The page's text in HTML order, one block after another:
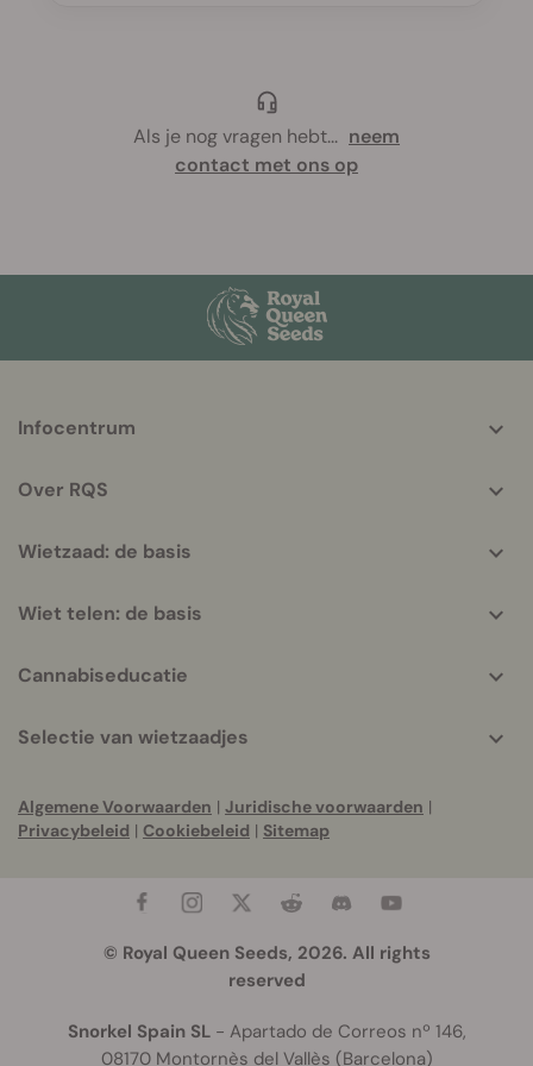
Als je nog vragen hebt... neem
contact met ons op
helpful
Infocentrum
Over RQS
Wietzaad: de basis
Wiet telen: de basis
Cannabiseducatie
Selectie van wietzaadjes
Algemene Voorwaarden | Juridische voorwaarden |
Privacybeleid | Cookiebeleid | Sitemap
© Royal Queen Seeds, 2026. All rights
reserved
Snorkel Spain SL- Apartado de Correos nº 146,
08170 Montornès del Vallès (Barcelona)